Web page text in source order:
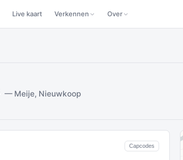
Live kaart Verkennen Over
— Meije, Nieuwkoop
Capcodes